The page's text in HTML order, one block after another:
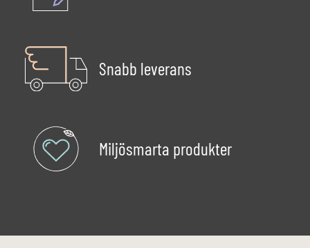
Snabb leverans
Miljösmarta produkter